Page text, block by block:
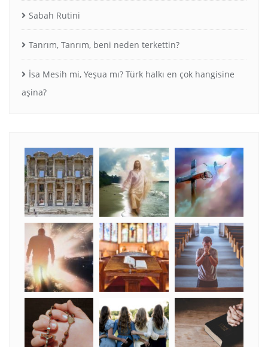
Sabah Rutini
Tanrım, Tanrım, beni neden terkettin?
İsa Mesih mi, Yeşua mı? Türk halkı en çok hangisine
aşina?